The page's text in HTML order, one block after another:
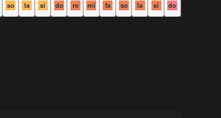
so la si do re mi fa so la si do